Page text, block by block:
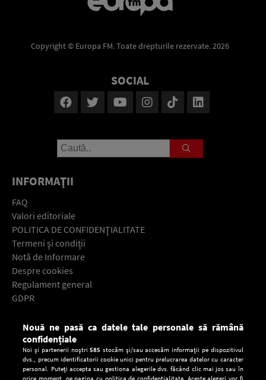
Copyright © Europa FM. Toate drepturile rezervate. 2026
SOCIAL
INFORMAŢII
FAQ
Valori editoriale
POLITICA DE CONFIDENŢIALITATE
Termeni şi condiţii
Notă de Informare
Despre cookies
Regulament general
GDPR
Descarcă gratuit aplicaţia Europa FM pentru smartphone:
Nouă ne pasă ca datele tale personale să rămână
confidențiale
Noi și partenerii noștri585 stocăm și/sau accesăm informații pe dispozitivul
dvs., precum identificatorii cookie unici pentru prelucrarea datelor cu caracter
personal. Puteți accepta sau gestiona alegerile dvs. făcând clic mai jos sau în
orice moment, pe pagina cu politica de confidențialitate. Aceste alegeri vor fi